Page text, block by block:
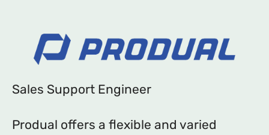
Sales Support Engineer
Produal offers a flexible and varied